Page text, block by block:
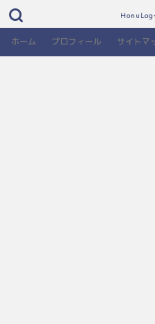
HonuLog
ホーム プロフィール サイトマ